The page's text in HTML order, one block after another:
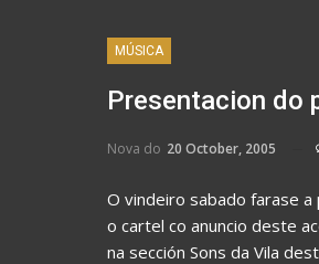
MÚSICA
Presentacion do
Nova do 20 October, 2005
O vindeiro sabado farase a
o cartel co anuncio deste
na sección Sons da Vila